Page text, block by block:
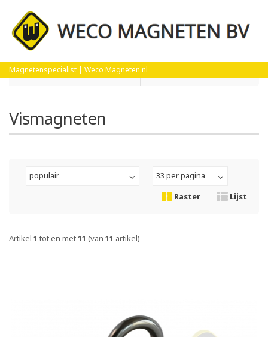
Magnetenspecialist | Weco Magneten.nl
Home Magneetsystemen
Vismagneten
populair
33 per pagina
Raster
Lijst
Artikel 1 tot en met11 (van 11 artikel)